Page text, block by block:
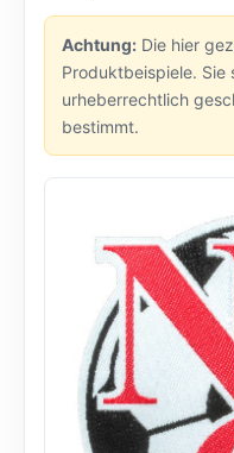
Achtung: Die hier
Produktbeispiele. Sie
urheberrechtlich
bestimmt.